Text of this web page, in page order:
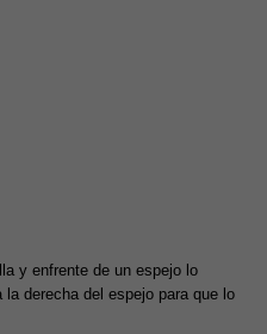
y enfrente de un espejo lo
derecha del espejo para que lo